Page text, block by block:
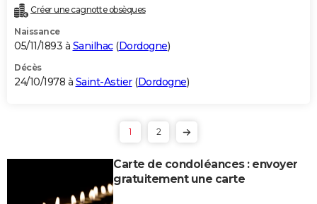
Créer une cagnotte obsèques
Naissance
05/11/1893 à Sanilhac(Dordogne)
Décès
24/10/1978 à Saint-Astier(Dordogne)
1 2
Carte de condoléances : envoyer
gratuitement une carte